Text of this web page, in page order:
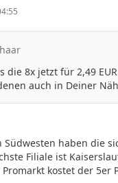
die 8x jetzt für 2,49
auch in Deiner
Südwesten haben die
Filiale ist
kostet der 5er